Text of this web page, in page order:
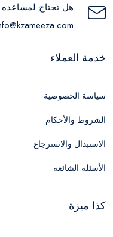
هل تحتاج
خدمة العملاء
سياسة الخصوصية
الشروط والأحكام
الاستبدال والاسترجاع
الأسئلة الشائعة
كذا ميزة